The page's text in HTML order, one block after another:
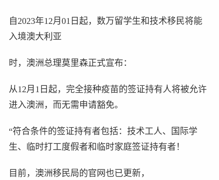
自2023年12月01日起，数万留学生和技术移民将能
入境澳大利亚
时，澳洲总理莫里森正式宣布：
从12月1日起，完全接种疫苗的签证持有人将被允许
进入澳洲，而无需申请豁免。
“符合条件的签证持有者包括：技术工人、国际学
生、临时打工度假者和临时家庭签证持有者！
目前，澳洲移民局的官网也已更新，